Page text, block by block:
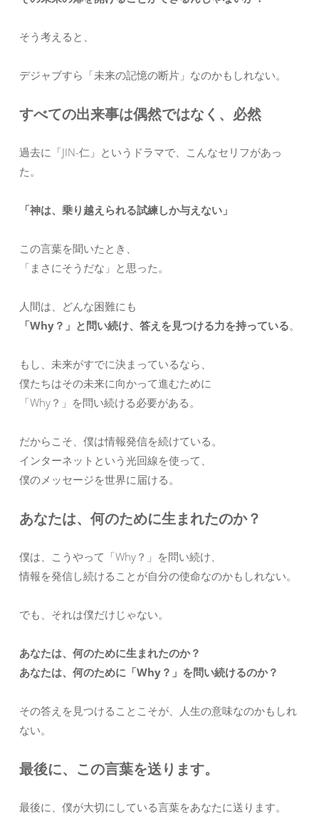
そう考えると、
デジャブすら「未来の記憶の断片」なのかもしれない。
すべての出来事は偶然ではなく、必然
過去に「JIN-仁」というドラマで、こんなセリフがあっ
た。
「神は、乗り越えられる試練しか与えない」
この言葉を聞いたとき、
「まさにそうだな」と思った。
人間は、どんな困難にも
「Why？」と問い続け、答えを見つける力を持っている。
もし、未来がすでに決まっているなら、
僕たちはその未来に向かって進むために
「Why？」を問い続ける必要がある。
だからこそ、僕は情報発信を続けている。
インターネットという光回線を使って、
僕のメッセージを世界に届ける。
あなたは、何のために生まれたのか？
僕は、こうやって「Why？」を問い続け、
情報を発信し続けることが自分の使命なのかもしれない。
でも、それは僕だけじゃない。
あなたは、何のために生まれたのか？
あなたは、何のために「Why？」を問い続けるのか？
その答えを見つけることこそが、人生の意味なのかもしれ
ない。
最後に、この言葉を送ります。
最後に、僕が大切にしている言葉をあなたに送ります。